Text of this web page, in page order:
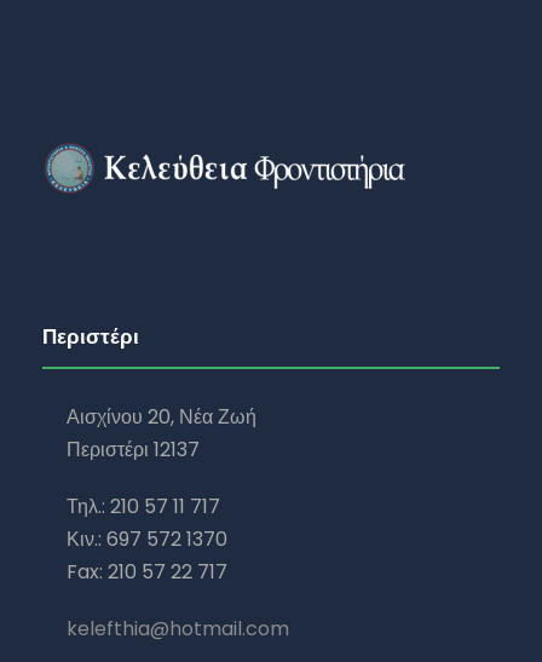
Περιστέρι
Αισχίνου 20, Νέα Ζωή
Περιστέρι 12137
Τηλ.: 210 57 11 717
Κιν.: 697 572 1370
Fax: 210 57 22 717
kelefthia@hotmail.com